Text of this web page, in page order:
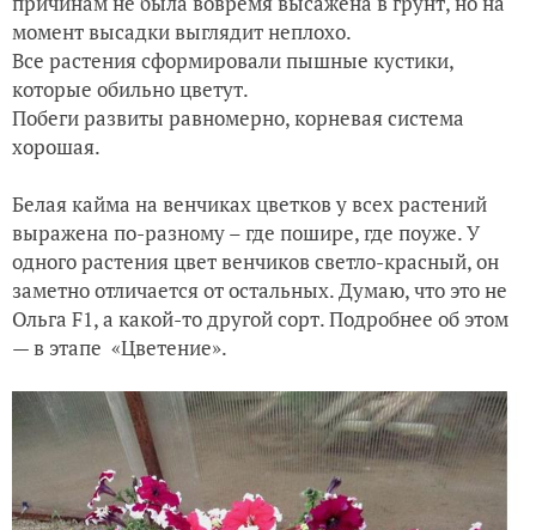
момент высадки выглядит неплохо.
Все растения сформировали пышные кустики,
которые обильно цветут.
Побеги развиты равномерно, корневая система
хорошая.
Белая кайма на венчиках цветков у всех растений
выражена по-разному – где пошире, где поуже. У
одного растения цвет венчиков светло-красный, он
заметно отличается от остальных. Думаю, что это не
Ольга F1, а какой-то другой сорт.Подробнее об этом
— в этапе «Цветение».